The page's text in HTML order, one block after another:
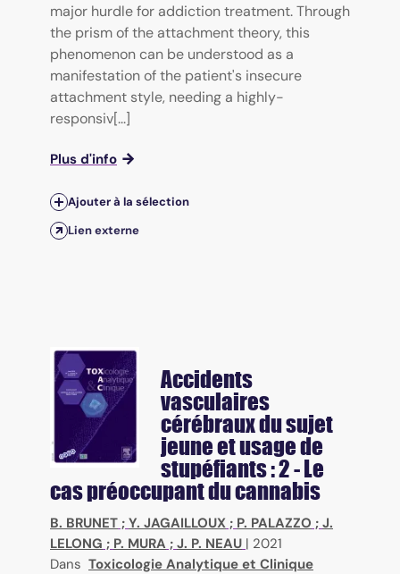
major hurdle for addiction treatment. Through
the prism of the attachment theory, this
phenomenon can be understood as a
manifestation of the patient's insecure
attachment style, needing a highly-
responsiv[...]
Plus d'info
Ajouter à la sélection
Lien externe
Accidents
vasculaires
cérébraux du sujet
jeune et usage de
stupéfiants : 2 - Le
cas préoccupant du cannabis
B. BRUNET ; Y. JAGAILLOUX ; P. PALAZZO ; J.
LELONG ; P. MURA ; J. P. NEAU | 2021
Dans Toxicologie Analytique et Clinique